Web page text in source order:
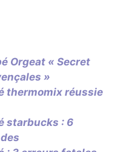
commencer :
Orgeat « Secret
»
thermomix